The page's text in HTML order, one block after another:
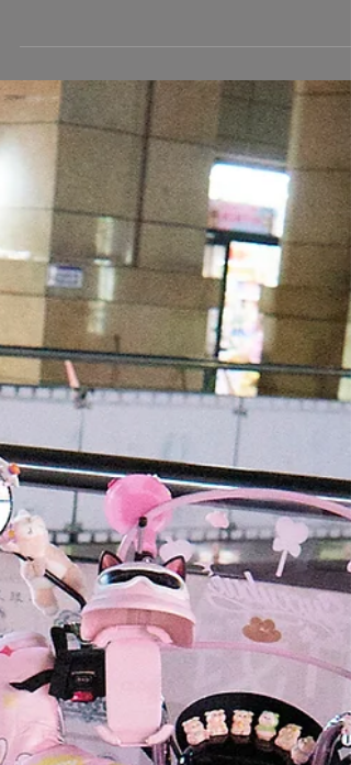
2024-12-06
Mt Fuji